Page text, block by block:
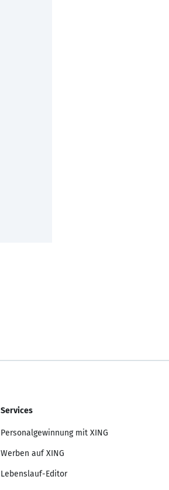
Services
Personalgewinnung mit XING
Werben auf XING
Lebenslauf-Editor